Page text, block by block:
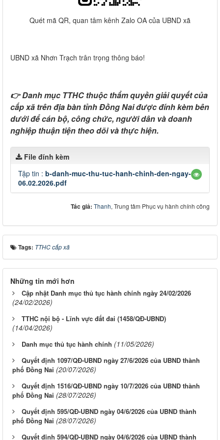
Quét mã QR, quan tâm kênh Zalo OA của UBND xã
UBND xã Nhơn Trạch trân trọng thông báo!
👉 Danh mục TTHC thuộc thẩm quyền giải quyết của
cấp xã trên địa bàn tỉnh Đồng Nai được đính kèm bên
dưới để cán bộ, công chức, người dân và doanh
nghiệp thuận tiện theo dõi và thực hiện.
File đính kèm
Tập tin : b-danh-muc-thu-tuc-hanh-chinh-den-ngay-
06.02.2026.pdf
Tác giả: Thanh, Trung tâm Phục vụ hành chính công
Tags: TTHC cấp xã
Những tin mới hơn
Cập nhật Danh mục thủ tục hành chính ngày 24/02/2026
(24/02/2026)
TTHC nội bộ - Lĩnh vực đất đai (1458/QĐ-UBND)
(14/04/2026)
Danh mục thủ tục hành chính (11/05/2026)
Quyết định 1097/QĐ-UBND ngày 27/6/2026 của UBND thành
phố Đồng Nai (20/07/2026)
Quyết định 1516/QĐ-UBND ngày 10/7/2026 của UBND thành
phố Đồng Nai (28/07/2026)
Quyết định 595/QĐ-UBND ngày 04/6/2026 của UBND thành
phố Đồng Nai (28/07/2026)
Quyết định 594/QĐ-UBND ngày 04/6/2026 của UBND thành